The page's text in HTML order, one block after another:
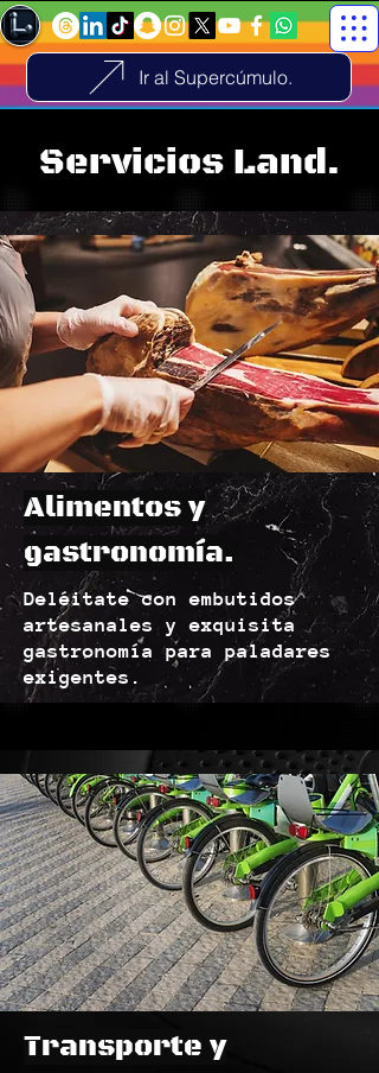
Ir al Supercúmulo.
Servicios Land.
Alimentos y
gastronomía.
Deléitate con embutidos
artesanales y exquisita
gastronomía para paladares
exigentes.
Transporte y